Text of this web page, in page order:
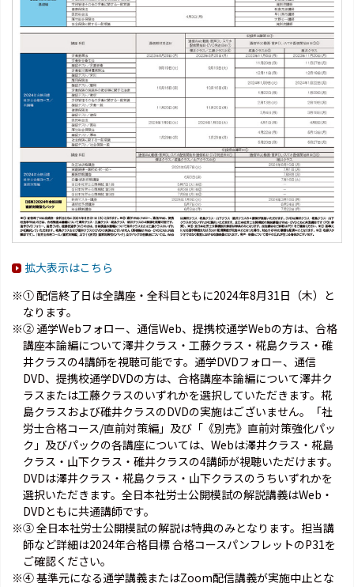
拡大表示はこちら
※① 配信終了日は全講座・全科目ともに2024年8月31日（木）と
なります。
※② 通学Webフォロー、通信Web、提携校通学Webの方は、合格
講座本論編について澤井クラス・工藤クラス・椛島クラス・碓
井クラスの4講師を視聴可能です。通学DVDフォロー、通信
DVD、提携校通学DVDの方は、合格講座本論編について澤井ク
ラスまたは工藤クラスのいずれかを選択していただきます。椛
島クラスおよび碓井クラスのDVDの実施はございません。「社
労士合格コース/直前対策編」及び「《別売》直前対策強化パッ
ク」及びパックの各講座については、Webは澤井クラス・椛島
クラス・山下クラス・碓井クラスの4講師が視聴いただけます。
DVDは澤井クラス・椛島クラス・山下クラスのうちいずれかを
選択いただきます。全日本社労士公開模試の解説講義はWeb・
DVDともに共通講師です。
※③ 全日本社労士公開模試の解説は特典のみとなります。担当講
師など詳細は2024年合格目標 合格コースパンフレットのP31を
ご確認ください。
※④ 基準元になる通学講義またはZoom配信講義が実施中止とな